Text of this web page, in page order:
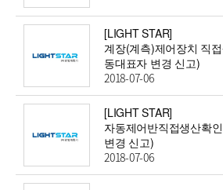
[LIGHT STAR]
계장(계측)제어장치 직
동대표자 변경 신고)
2018-07-06
[LIGHT STAR]
자동제어반직접생산확
변경 신고)
2018-07-06